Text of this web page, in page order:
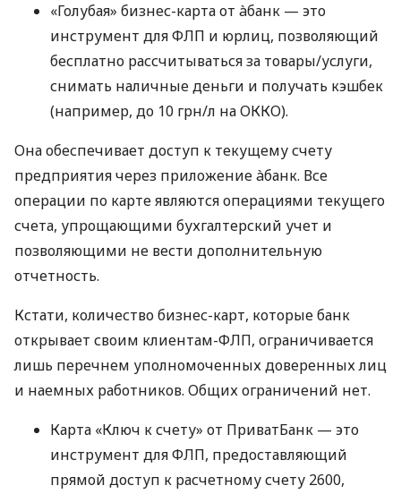
«Голубая» бизнес-карта от àбанк — это
инструмент для ФЛП и юрлиц, позволяющий
бесплатно рассчитываться за товары/услуги,
снимать наличные деньги и получать кэшбек
(например, до 10 грн/л на ОККО).
Она обеспечивает доступ к текущему счету
предприятия через приложение àбанк. Все
операции по карте являются операциями текущего
счета, упрощающими бухгалтерский учет и
позволяющими не вести дополнительную
отчетность.
Кстати, количество бизнес-карт, которые банк
открывает своим клиентам-ФЛП, ограничивается
лишь перечнем уполномоченных доверенных лиц
и наемных работников. Общих ограничений нет.
Карта «Ключ к счету» от ПриватБанк — это
инструмент для ФЛП, предоставляющий
прямой доступ к расчетному счету 2600,